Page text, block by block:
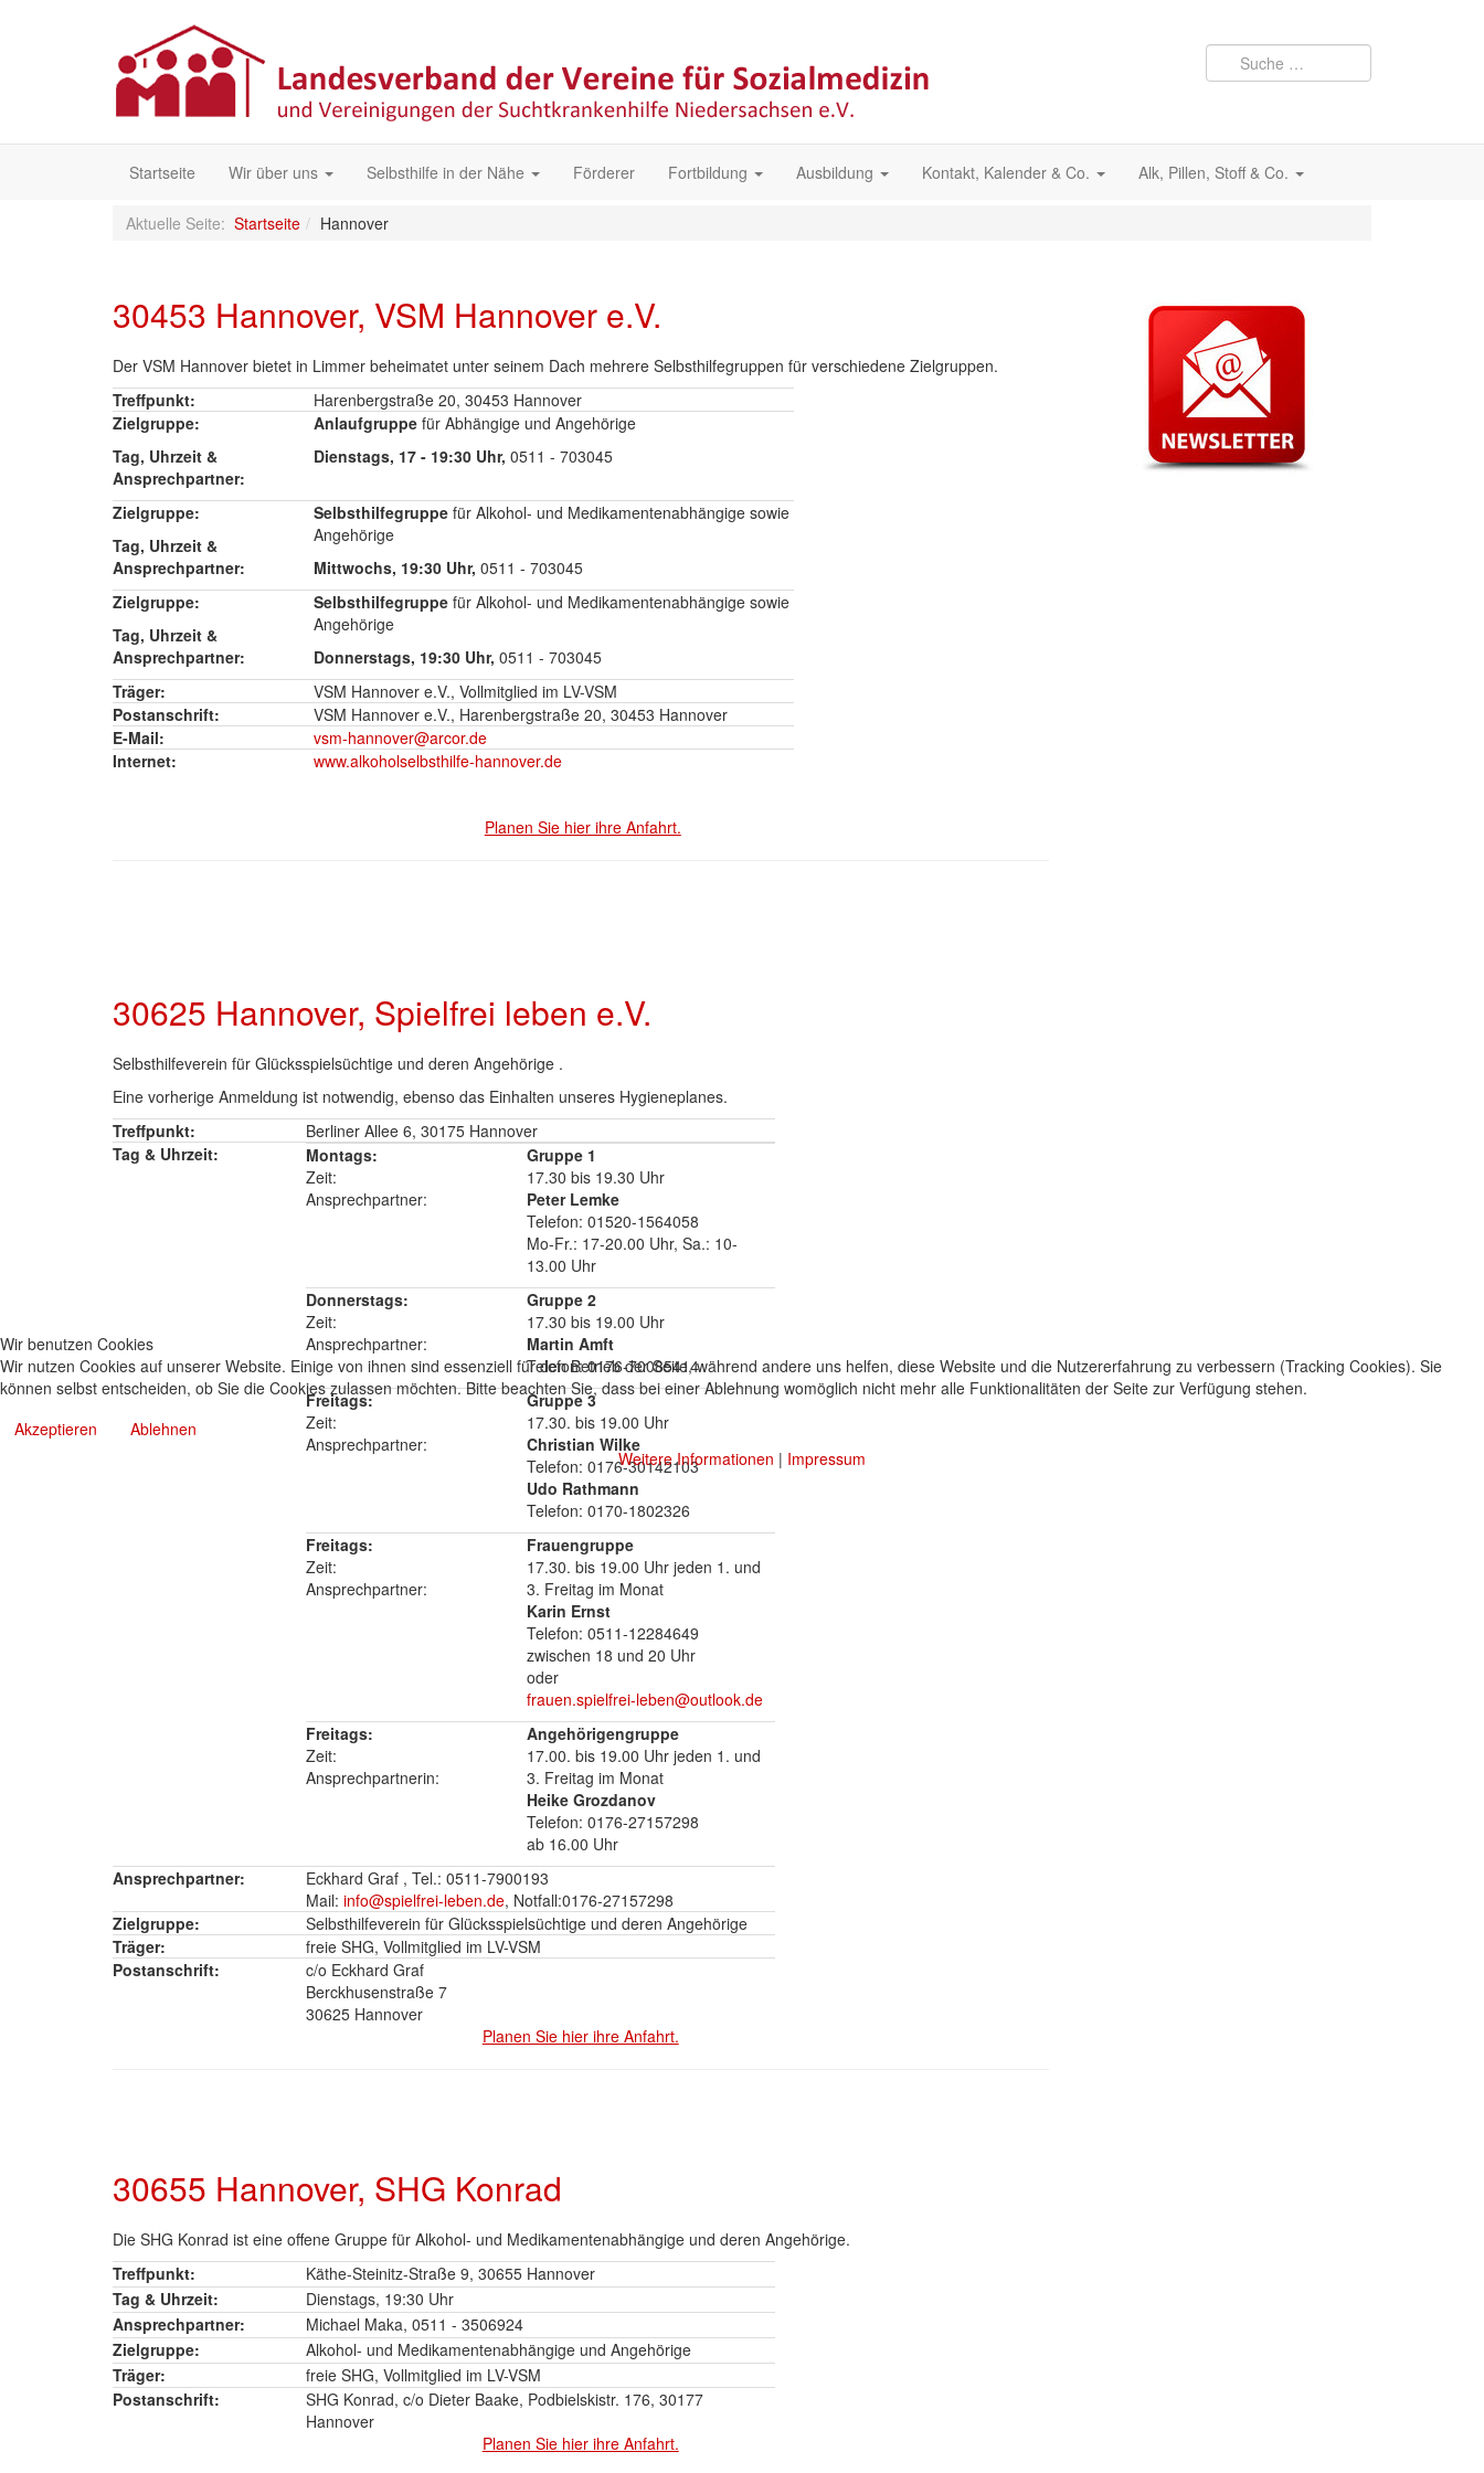
Startseite Wir über uns Selbsthilfe in der Nähe Förderer Fortbildung Ausbildung Kontakt, Kalender & Co. Alk, Pillen, Stoff & Co.
Aktuelle Seite: Startseite Hannover
30453 Hannover, VSM Hannover e.V.
Der VSM Hannover bietet in Limmer beheimatet unter seinem Dach mehrere Selbsthilfegruppen für verschiedene Zielgruppen.
Treffpunkt:
Harenbergstraße 20, 30453 Hannover
Zielgruppe:
Tag, Uhrzeit &
Ansprechpartner:
Anlaufgruppe für Abhängige und Angehörige
Dienstags, 17 - 19:30 Uhr, 0511 - 703045
Zielgruppe:
Tag, Uhrzeit &
Ansprechpartner:
Selbsthilfegruppe für Alkohol- und Medikamentenabhängige sowie
Angehörige
Mittwochs, 19:30 Uhr, 0511 - 703045
Zielgruppe:
Tag, Uhrzeit &
Ansprechpartner:
Selbsthilfegruppe für Alkohol- und Medikamentenabhängige sowie
Angehörige
Donnerstags, 19:30 Uhr, 0511 - 703045
Träger:
VSM Hannover e.V., Vollmitglied im LV-VSM
Postanschrift:
VSM Hannover e.V., Harenbergstraße 20, 30453 Hannover
E-Mail:
vsm-hannover@arcor.de
Internet:
www.alkoholselbsthilfe-hannover.de
Planen Sie hier ihre Anfahrt.
30625 Hannover, Spielfrei leben e.V.
Selbsthilfeverein für Glücksspielsüchtige und deren Angehörige .
Eine vorherige Anmeldung ist notwendig, ebenso das Einhalten unseres Hygieneplanes.
Treffpunkt:
Berliner Allee 6, 30175 Hannover
Tag & Uhrzeit:
Montags:
Zeit:
Ansprechpartner:
Gruppe 1
17.30 bis 19.30 Uhr
Peter Lemke
Telefon: 01520-1564058
Mo-Fr.: 17-20.00 Uhr, Sa.: 10-
13.00 Uhr
Donnerstags:
Zeit:
Ansprechpartner:
Gruppe 2
17.30 bis 19.00 Uhr
Martin Amft
Telefon: 0176-70085414
Freitags:
Zeit:
Ansprechpartner:
Gruppe 3
17.30. bis 19.00 Uhr
Christian Wilke
Telefon: 0176-30142103
Udo Rathmann
Telefon: 0170-1802326
Freitags:
Zeit:
Ansprechpartner:
Frauengruppe
17.30. bis 19.00 Uhr jeden 1. und
3. Freitag im Monat
Karin Ernst
Telefon: 0511-12284649
zwischen 18 und 20 Uhr
oder
frauen.spielfrei-leben@outlook.de
Freitags:
Zeit:
Ansprechpartnerin:
Angehörigengruppe
17.00. bis 19.00 Uhr jeden 1. und
3. Freitag im Monat
Heike Grozdanov
Telefon: 0176-27157298
ab 16.00 Uhr
Ansprechpartner:
Eckhard Graf , Tel.: 0511-7900193
Mail: info@spielfrei-leben.de, Notfall:0176-27157298
Zielgruppe:
Selbsthilfeverein für Glücksspielsüchtige und deren Angehörige
Träger:
freie SHG, Vollmitglied im LV-VSM
Postanschrift:
c/o Eckhard Graf
Berckhusenstraße 7
30625 Hannover
Planen Sie hier ihre Anfahrt.
30655 Hannover, SHG Konrad
Die SHG Konrad ist eine offene Gruppe für Alkohol- und Medikamentenabhängige und deren Angehörige.
Treffpunkt:
Käthe-Steinitz-Straße 9, 30655 Hannover
Tag & Uhrzeit:
Dienstags, 19:30 Uhr
Ansprechpartner:
Michael Maka, 0511 - 3506924
Zielgruppe:
Alkohol- und Medikamentenabhängige und Angehörige
Träger:
freie SHG, Vollmitglied im LV-VSM
Postanschrift:
SHG Konrad, c/o Dieter Baake, Podbielskistr. 176, 30177
Hannover
Planen Sie hier ihre Anfahrt.
Wir benutzen Cookies
Wir nutzen Cookies auf unserer Website. Einige von ihnen sind essenziell für den Betrieb der Seite, während andere uns helfen, diese Website und die Nutzererfahrung zu verbessern (Tracking Cookies). Sie
können selbst entscheiden, ob Sie die Cookies zulassen möchten. Bitte beachten Sie, dass bei einer Ablehnung womöglich nicht mehr alle Funktionalitäten der Seite zur Verfügung stehen.
Akzeptieren
Ablehnen
Weitere Informationen | Impressum